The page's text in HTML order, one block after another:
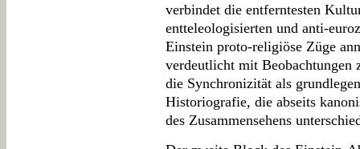
verbindet die entferntesten
entteleologisierten und anti-
Einstein proto-religiöse Züge
verdeutlicht mit Beobachtungen
die Synchronizität als
Historiografie, die abseits
des Zusammensehens